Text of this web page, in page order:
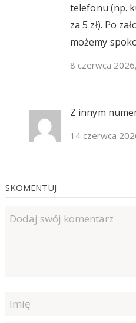
telefonu (np.
za 5 zł). Po
możemy
8 czerwca
Z innym
14 czerwca
SKOMENTUJ